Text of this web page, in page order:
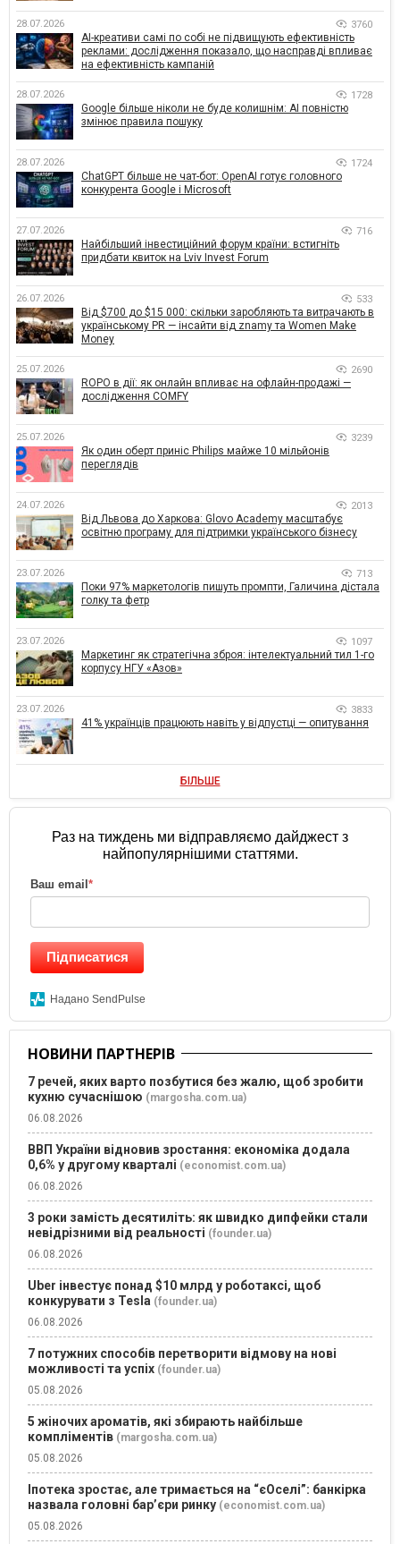
28.07.2026 3760
AI-креативи самі по собі не підвищують ефективність
реклами: дослідження показало, що насправді впливає
на ефективність кампаній
28.07.2026 1728
Google більше ніколи не буде колишнім: AI повністю
змінює правила пошуку
28.07.2026 1724
ChatGPT більше не чат-бот: OpenAI готує головного
конкурента Google і Microsoft
27.07.2026 716
Найбільший інвестиційний форум країни: встигніть
придбати квиток на Lviv Invest Forum
26.07.2026 533
Від $700 до $15 000: скільки заробляють та витрачають в
українському PR — інсайти від znamy та Women Make
Money
25.07.2026 2690
ROPO в дії: як онлайн впливає на офлайн-продажі —
дослідження COMFY
25.07.2026 3239
Як один оберт приніс Philips майже 10 мільйонів
переглядів
24.07.2026 2013
Від Львова до Харкова: Glovo Academy масштабує
освітню програму для підтримки українського бізнесу
23.07.2026 713
Поки 97% маркетологів пишуть промпти, Галичина дістала
голку та фетр
23.07.2026 1097
Маркетинг як стратегічна зброя: інтелектуальний тил 1-го
корпусу НГУ «Азов»
23.07.2026 3833
41% українців працюють навіть у відпустці — опитування
БІЛЬШЕ
Раз на тиждень ми відправляємо дайджест з
найпопулярнішими статтями.
Ваш email *
Підписатися
Надано SendPulse
НОВИНИ ПАРТНЕРІВ
7 речей, яких варто позбутися без жалю, щоб зробити
кухню сучаснішою (margosha.com.ua)
06.08.2026
ВВП України відновив зростання: економіка додала
0,6% у другому кварталі (economist.com.ua)
06.08.2026
3 роки замість десятиліть: як швидко дипфейки стали
невідрізними від реальності (founder.ua)
06.08.2026
Uber інвестує понад $10 млрд у роботаксі, щоб
конкурувати з Tesla (founder.ua)
06.08.2026
7 потужних способів перетворити відмову на нові
можливості та успіх (founder.ua)
05.08.2026
5 жіночих ароматів, які збирають найбільше
компліментів (margosha.com.ua)
05.08.2026
Іпотека зростає, але тримається на “єОселі”: банкірка
назвала головні бар’єри ринку (economist.com.ua)
05.08.2026